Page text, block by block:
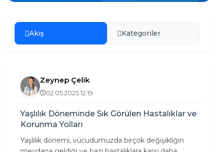
Akış Kategoriler
Zeynep Çelik
02.05.2025 12:19
Yaşlılık Döneminde Sık Görülen Hastalıklar ve
Korunma Yolları
Yaşlılık dönemi, vücudumuzda birçok değişikliğin